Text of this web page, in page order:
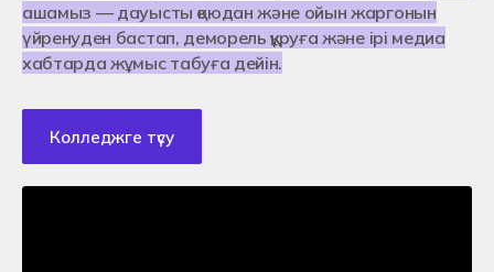
ашамыз — дауысты қоюдан және ойын жаргонын
үйренуден бастап, деморель құруға және ірі медиа
хабтарда жұмыс табуға дейін.
Колледжге түсу